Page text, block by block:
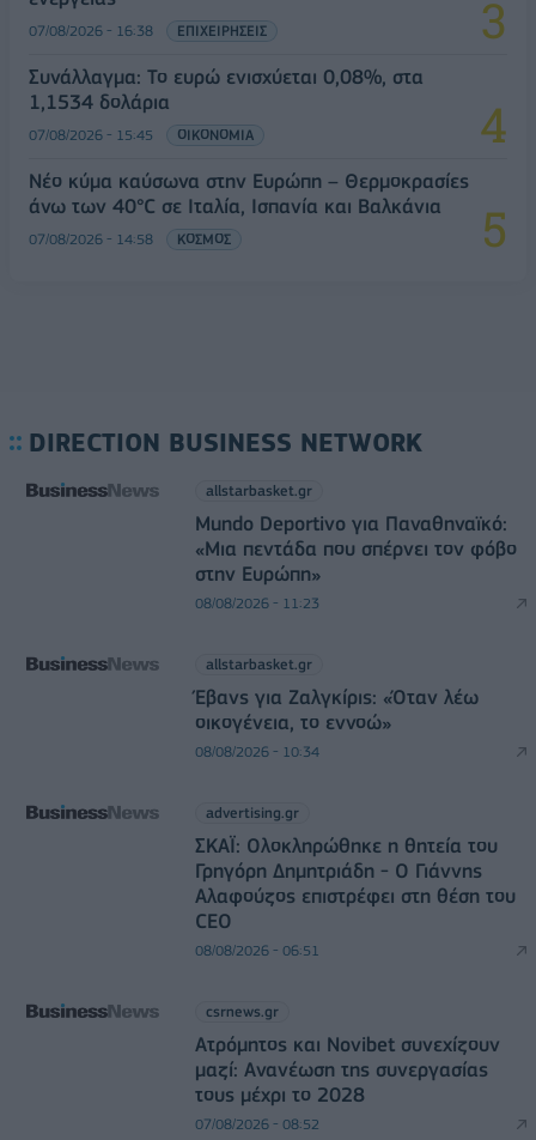
07/08/2026 - 16:38 ΕΠΙΧΕΙΡΗΣΕΙΣ
Συνάλλαγμα: Το ευρώ ενισχύεται 0,08%, στα
1,1534 δολάρια
07/08/2026 - 15:45 ΟΙΚΟΝΟΜΙΑ
Νέο κύμα καύσωνα στην Ευρώπη – Θερμοκρασίες
άνω των 40°C σε Ιταλία, Ισπανία και Βαλκάνια
07/08/2026 - 14:58 ΚΟΣΜΟΣ
DIRECTION BUSINESS NETWORK
allstarbasket.gr
Mundo Deportivo για Παναθηναϊκό:
«Μια πεντάδα που σπέρνει τον φόβο
στην Ευρώπη»
08/08/2026 - 11:23
allstarbasket.gr
Έβανς για Ζαλγκίρις: «Όταν λέω
οικογένεια, το εννοώ»
08/08/2026 - 10:34
advertising.gr
ΣΚΑΪ: Ολοκληρώθηκε η θητεία του
Γρηγόρη Δημητριάδη - Ο Γιάννης
Αλαφούζος επιστρέφει στη θέση του
CEO
08/08/2026 - 06:51
csrnews.gr
Ατρόμητος και Novibet συνεχίζουν
μαζί: Ανανέωση της συνεργασίας
τους μέχρι το 2028
07/08/2026 - 08:52